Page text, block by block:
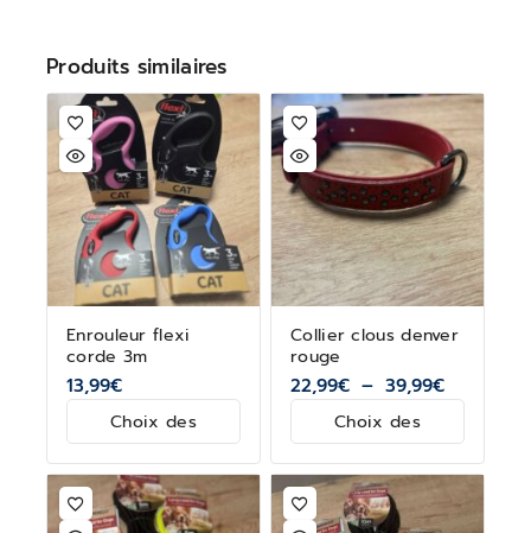
Produits similaires
Enrouleur flexi
corde 3m
13,99€
Choix des
Collier clous denver
rouge
22,99€ – 39,99€
Choix des